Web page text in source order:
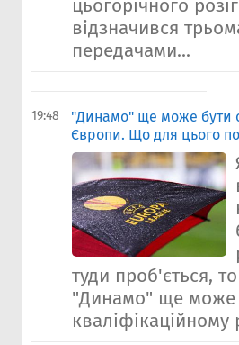
цьогорічного
відзначився
передачами...
19:48
"Динамо" ще може бути
Європи. Що для цього
туди проб'ється,
"Динамо" ще може
кваліфікаційному